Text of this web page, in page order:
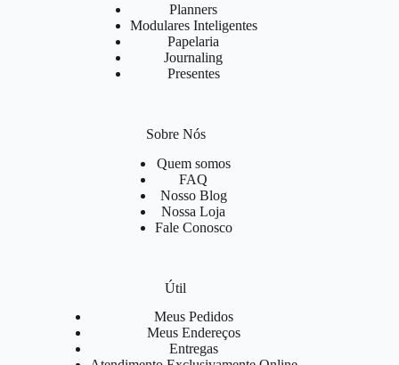
Planners
Modulares Inteligentes
Papelaria
Journaling
Presentes
Sobre Nós
Quem somos
FAQ
Nosso Blog
Nossa Loja
Fale Conosco
Útil
Meus Pedidos
Meus Endereços
Entregas